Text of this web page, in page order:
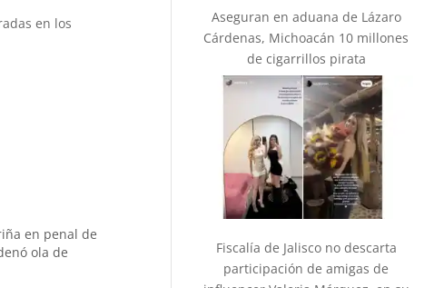
en los
en penal de
ola de
Aseguran en aduana de Lázaro
Cárdenas, Michoacán 10 millones
de cigarrillos pirata
Fiscalía de Jalisco no descarta
participación de amigas de